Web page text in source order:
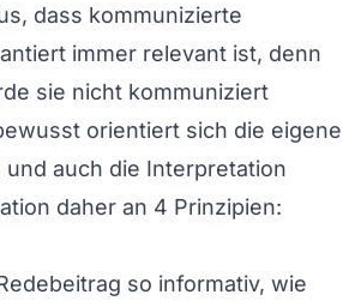
dass kommunizierte
immer relevant ist, denn
sie nicht kommuniziert
orientiert sich die eigene
und auch die Interpretation
daher an 4 Prinzipien:
so informativ, wie